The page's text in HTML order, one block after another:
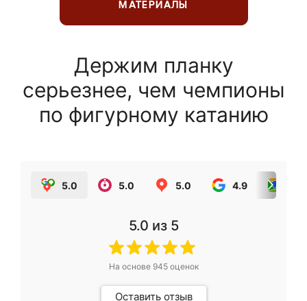
МАТЕРИАЛЫ
Держим планку
серьезнее, чем чемпионы
по фигурному катанию
5.0 5.0 5.0 4.9
5.0 из 5
На основе 945оценок
Оставить отзыв